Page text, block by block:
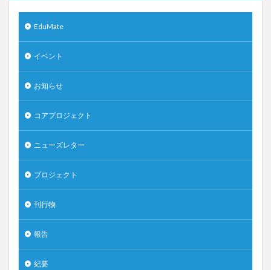
EduMate
イベント
お知らせ
コアプロジェクト
ニューズレター
プロジェクト
刊行物
報告
紀要